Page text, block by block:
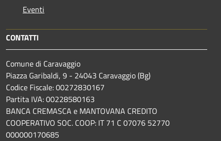
Eventi
CONTATTI
Comune di Caravaggio
Piazza Garibaldi, 9 - 24043 Caravaggio (Bg)
Codice Fiscale: 00272830167
Partita IVA: 00228580163
BANCA CREMASCA e MANTOVANA CREDITO
COOPERATIVO SOC. COOP: IT 71 C 07076 52770
000000170685